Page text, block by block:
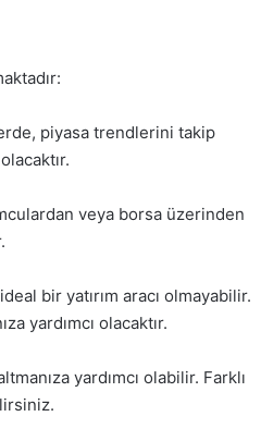
piyasa trendlerini takip
veya borsa üzerinden
bir yatırım aracı olmayabilir.
yardımcı olacaktır.
yardımcı olabilir. Farklı